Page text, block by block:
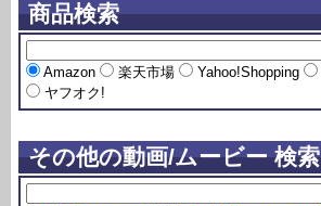
商品検索
Amazon 楽天市場 Yahoo!Shopping
ヤフオク!
その他の動画/ムービー 検索